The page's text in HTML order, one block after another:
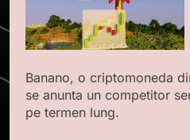
Banano, o criptomoneda
se anunta un competitor
pe termen lung.